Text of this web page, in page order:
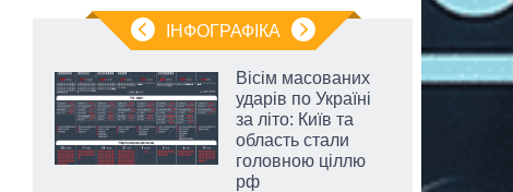
ІНФОГРАФІКА
Вісім масованих
ударів по Україні
за літо: Київ та
область стали
головною ціллю
рф